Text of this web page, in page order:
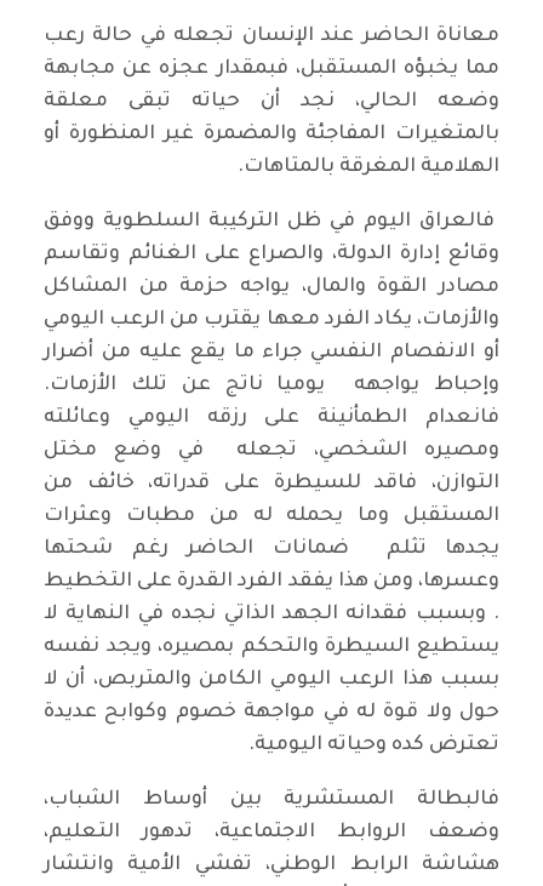
معاناة الحاضر عند الإنسان تجعله في حالة رعب
مما يخبؤه المستقبل، فبمقدار عجزه عن مجابهة
وضعه الحالي، نجد أن حياته تبقى معلقة
بالمتغيرات المفاجئة والمضمرة غير المنظورة أو
الهلامية المغرقة بالمتاهات.
فالعراق اليوم في ظل التركيبة السلطوية ووفق
وقائع إدارة الدولة، والصراع على الغنائم وتقاسم
مصادر القوة والمال، يواجه حزمة من المشاكل
والأزمات، يكاد الفرد معها يقترب من الرعب اليومي
أو الانفصام النفسي جراء ما يقع عليه من أضرار
وإحباط يواجهه يوميا ناتج عن تلك الأزمات.
فانعدام الطمأنينة على رزقه اليومي وعائلته
ومصيره الشخصي، تجعله في وضع مختل
التوازن، فاقد للسيطرة على قدراته، خائف من
المستقبل وما يحمله له من مطبات وعثرات
يجدها تثلم ضمانات الحاضر رغم شحتها
وعسرها، ومن هذا يفقد الفرد القدرة على التخطيط
. وبسبب فقدانه الجهد الذاتي نجده في النهاية لا
يستطيع السيطرة والتحكم بمصيره، ويجد نفسه
بسبب هذا الرعب اليومي الكامن والمتربص، أن لا
حول ولا قوة له في مواجهة خصوم وكوابح عديدة
تعترض كده وحياته اليومية.
فالبطالة المستشرية بين أوساط الشباب،
وضعف الروابط الاجتماعية، تدهور التعليم،
هشاشة الرابط الوطني، تفشي الأمية وانتشار